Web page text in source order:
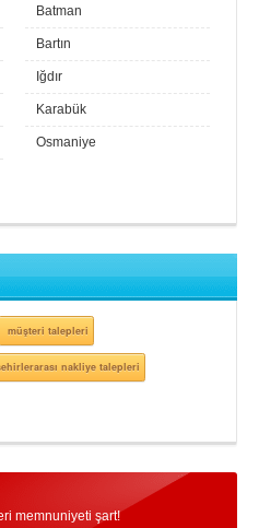
Batman
Bartın
Iğdır
Karabük
Osmaniye
müşteri talepleri
nakliye talepleri
memnuniyeti şart!